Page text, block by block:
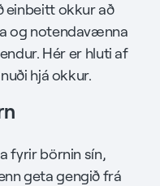
einbeitt okkur að
og notendavænna
Hér er hluti af
hjá okkur.
fyrir börnin sín,
geta gengið frá